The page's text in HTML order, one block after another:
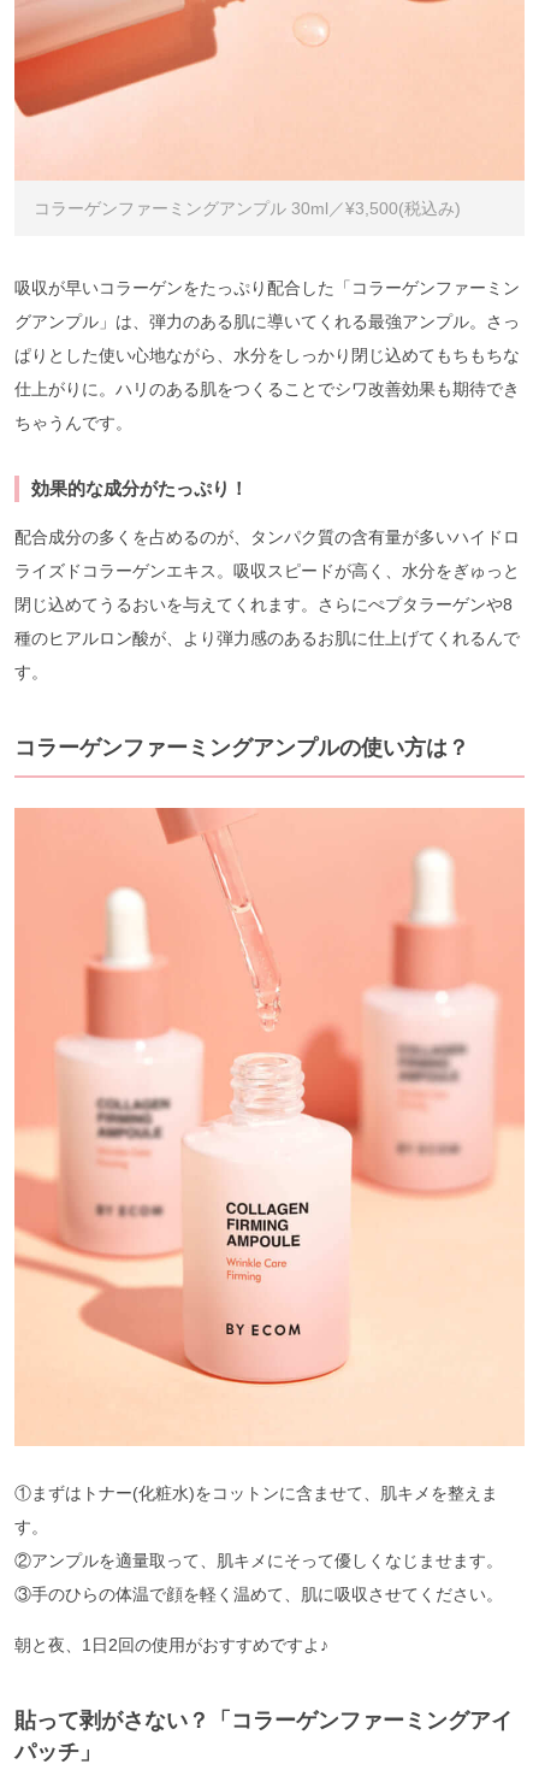
コラーゲンファーミングアンプル 30ml／¥3,500(税込み)
吸収が早いコラーゲンをたっぷり配合した「コラーゲンファーミン
グアンプル」は、弾力のある肌に導いてくれる最強アンプル。さっ
ぱりとした使い心地ながら、水分をしっかり閉じ込めてもちもちな
仕上がりに。ハリのある肌をつくることでシワ改善効果も期待でき
ちゃうんです。
効果的な成分がたっぷり！
配合成分の多くを占めるのが、タンパク質の含有量が多いハイドロ
ライズドコラーゲンエキス。吸収スピードが高く、水分をぎゅっと
閉じ込めてうるおいを与えてくれます。さらにぺプタラーゲンや8
種のヒアルロン酸が、より弾力感のあるお肌に仕上げてくれるんで
す。
コラーゲンファーミングアンプルの使い方は？
①まずはトナー(化粧水)をコットンに含ませて、肌キメを整えま
す。
②アンプルを適量取って、肌キメにそって優しくなじませます。
③手のひらの体温で顔を軽く温めて、肌に吸収させてください。
朝と夜、1日2回の使用がおすすめですよ♪
貼って剥がさない？「コラーゲンファーミングアイ
パッチ」